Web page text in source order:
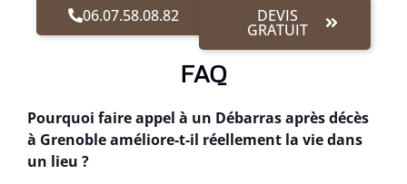
06.07.58.08.82 DEVIS
GRATUIT
FAQ
Pourquoi faire appel à un Débarras après décès
à Grenoble améliore-t-il réellement la vie dans
un lieu ?